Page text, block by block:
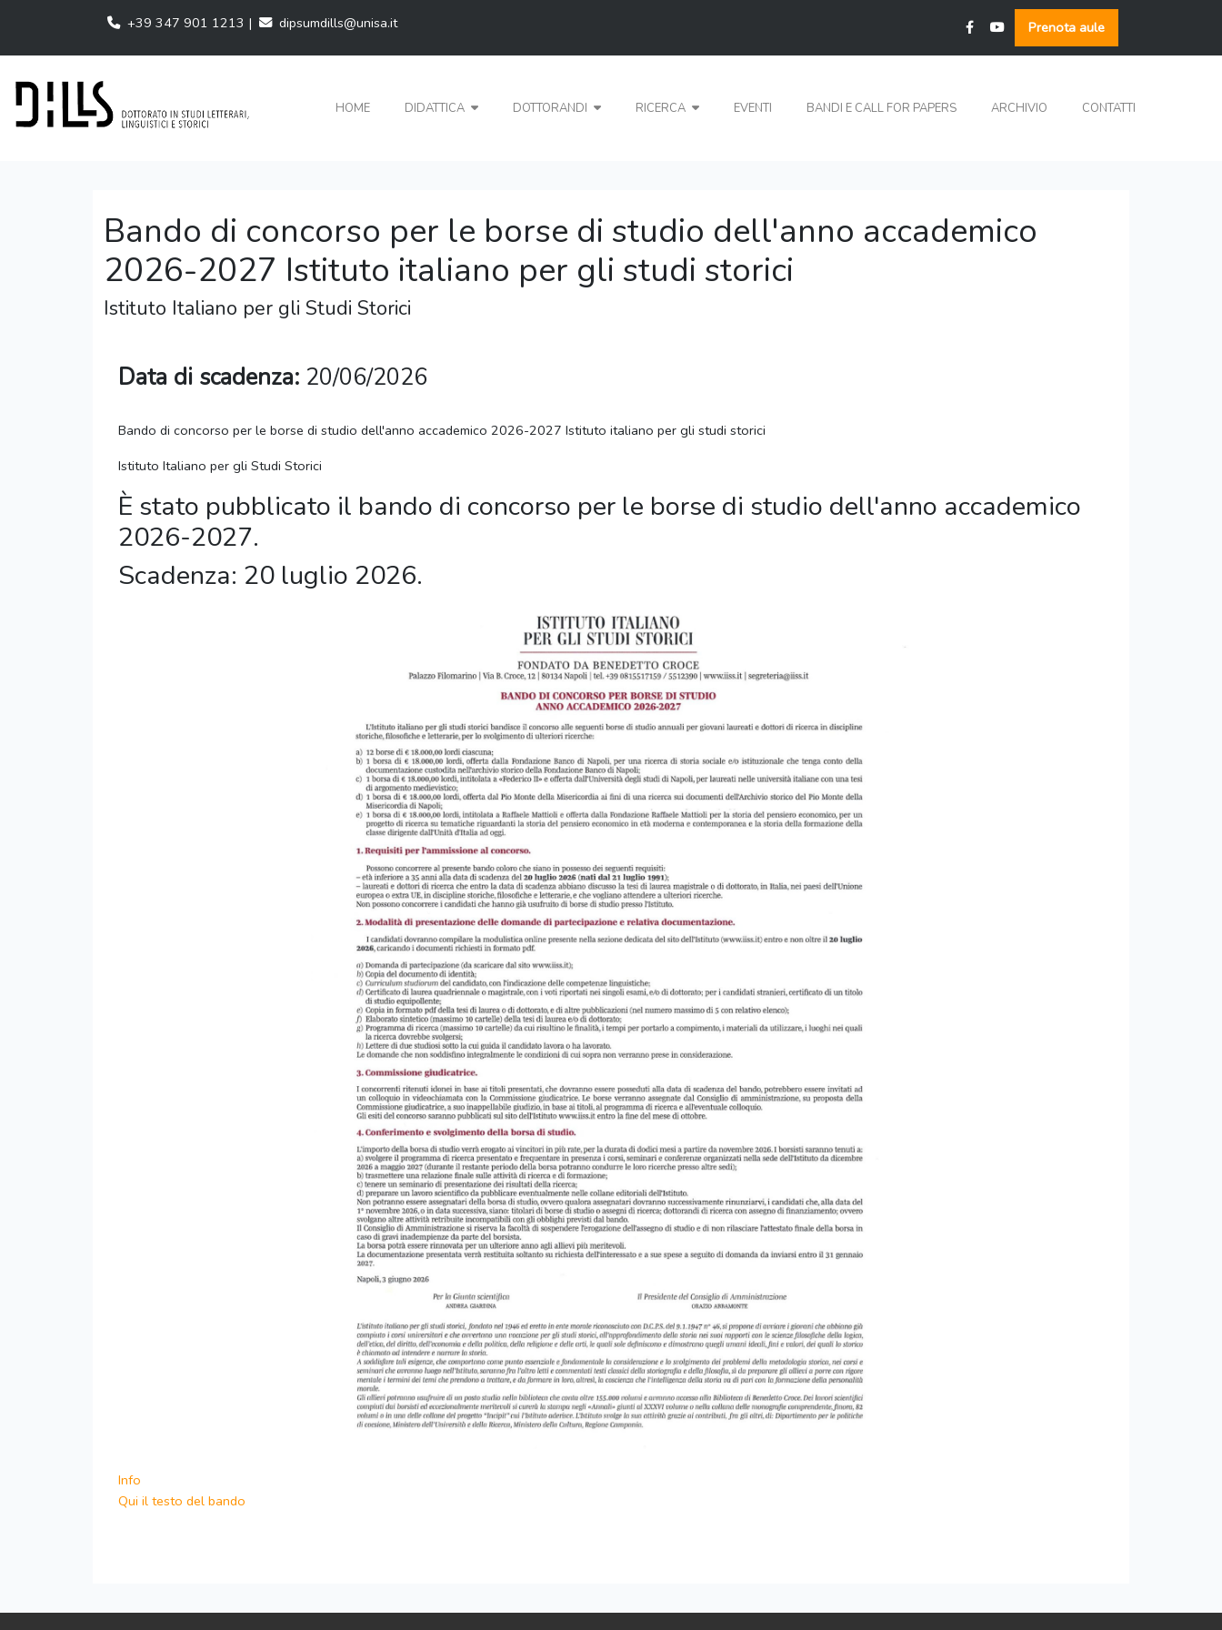
+39 347 901 1213 | dipsumdills@unisa.it Prenota aule
HOME DIDATTICA DOTTORANDI RICERCA EVENTI BANDI E CALL FOR PAPERS ARCHIVIO CONTATTI
Bando di concorso per le borse di studio dell'anno accademico
2026-2027 Istituto italiano per gli studi storici
Istituto Italiano per gli Studi Storici
Data di scadenza: 20/06/2026
Bando di concorso per le borse di studio dell'anno accademico 2026-2027 Istituto italiano per gli studi storici
Istituto Italiano per gli Studi Storici
È stato pubblicato il bando di concorso per le borse di studio dell'anno accademico
2026-2027.
Scadenza: 20 luglio 2026.
Info
Qui il testo del bando